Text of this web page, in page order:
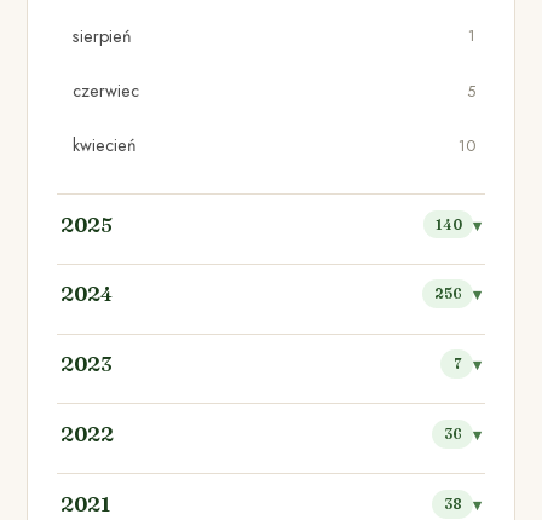
sierpień 1
czerwiec 5
kwiecień 10
2025 140
2024 256
2023 7
2022 36
2021 38